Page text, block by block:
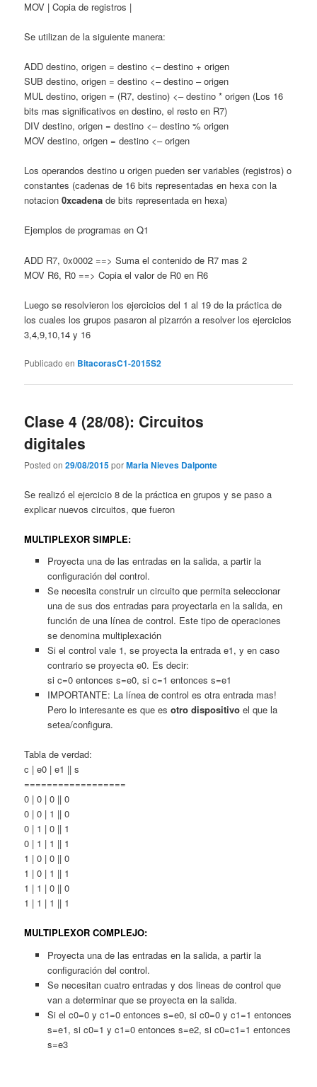
MOV | Copia de registros |
Se utilizan de la siguiente manera:
ADD destino, origen = destino <– destino + origen
SUB destino, origen = destino <– destino – origen
MUL destino, origen = (R7, destino) <– destino * origen (Los 16
bits mas significativos en destino, el resto en R7)
DIV destino, origen = destino <– destino % origen
MOV destino, origen = destino <– origen
Los operandos destino u origen pueden ser variables (registros) o
constantes (cadenas de 16 bits representadas en hexa con la
notacion0xcadena de bits representada en hexa)
Ejemplos de programas en Q1
ADD R7, 0x0002 ==> Suma el contenido de R7 mas 2
MOV R6, R0 ==> Copia el valor de R0 en R6
Luego se resolvieron los ejercicios del 1 al 19 de la práctica de
los cuales los grupos pasaron al pizarrón a resolver los ejercicios
3,4,9,10,14 y 16
Publicado en BitacorasC1-2015S2
Clase 4 (28/08): Circuitos
digitales
Posted on29/08/2015porMaria Nieves Dalponte
Se realizó el ejercicio 8 de la práctica en grupos y se paso a
explicar nuevos circuitos, que fueron
MULTIPLEXOR SIMPLE:
Proyecta una de las entradas en la salida, a partir la
configuración del control.
Se necesita construir un circuito que permita seleccionar
una de sus dos entradas para proyectarla en la salida, en
función de una línea de control. Este tipo de operaciones
se denomina multiplexación
Si el control vale 1, se proyecta la entrada e1, y en caso
contrario se proyecta e0. Es decir:
si c=0 entonces s=e0, si c=1 entonces s=e1
IMPORTANTE: La línea de control es otra entrada mas!
Pero lo interesante es que es otro dispositivoel que la
setea/configura.
Tabla de verdad:
c | e0 | e1 || s
==================
0 | 0 | 0 || 0
0 | 0 | 1 || 0
0 | 1 | 0 || 1
0 | 1 | 1 || 1
1 | 0 | 0 || 0
1 | 0 | 1 || 1
1 | 1 | 0 || 0
1 | 1 | 1 || 1
MULTIPLEXOR COMPLEJO:
Proyecta una de las entradas en la salida, a partir la
configuración del control.
Se necesitan cuatro entradas y dos lineas de control que
van a determinar que se proyecta en la salida.
Si el c0=0 y c1=0 entonces s=e0, si c0=0 y c1=1 entonces
s=e1, si c0=1 y c1=0 entonces s=e2, si c0=c1=1 entonces
s=e3